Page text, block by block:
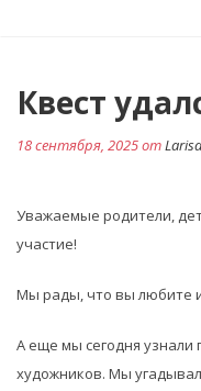
Квест
18 сентября, 2025 отLarisa
Уважаемые родители,
участие!
Мы рады, что вы любите
А еще мы сегодня
художников. Мы
Навигация
по